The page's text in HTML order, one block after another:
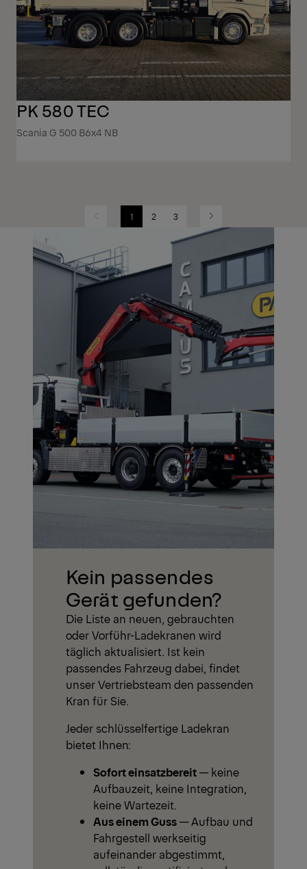
PK 580 TEC
Scania G 500 B6x4 NB
Previous 1 2 3 Next
Kein passendes
Gerät gefunden?
Die Liste an neuen, gebrauchten
oder Vorführ-Ladekranen wird
täglich aktualisiert. Ist kein
passendes Fahrzeug dabei, findet
unser Vertriebsteam den passenden
Kran für Sie.
Jeder schlüsselfertige Ladekran
bietet Ihnen:
Sofort einsatzbereit— keine
Aufbauzeit, keine Integration,
keine Wartezeit.
Aus einem Guss— Aufbau und
Fahrgestell werkseitig
aufeinander abgestimmt,